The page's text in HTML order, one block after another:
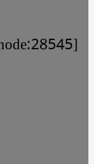
[embed:render:embedded:node:28545]